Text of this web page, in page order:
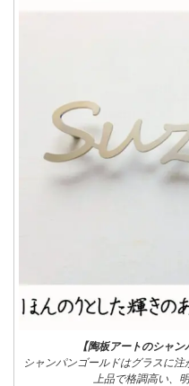
【陶板アートのシャ
シャンパンゴールドはグラスに
上品で格調高い、